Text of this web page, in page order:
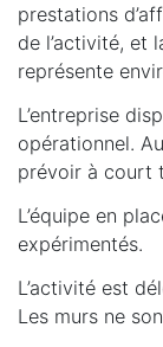
prestations
de l’activité, et
représente
L’entreprise
opérationnel.
prévoir à court
L’équipe en
expérimentés.
L’activité est
Les murs ne